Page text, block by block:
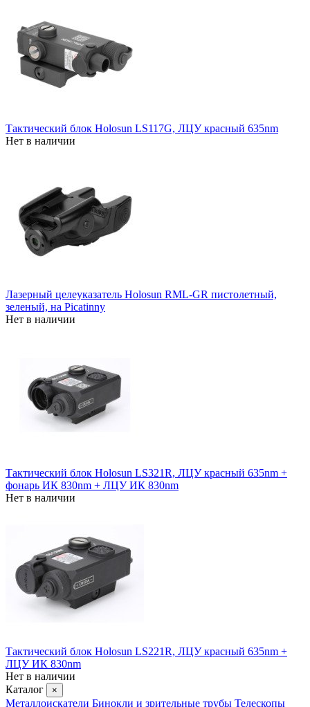
Тактический блок Holosun LS117G, ЛЦУ красный 635nm
Нет в наличии
Лазерный целеуказатель Holosun RML-GR пистолетный,
зеленый, на Picatinny
Нет в наличии
Тактический блок Holosun LS321R, ЛЦУ красный 635nm +
фонарь ИК 830nm + ЛЦУ ИК 830nm
Нет в наличии
Тактический блок Holosun LS221R, ЛЦУ красный 635nm +
ЛЦУ ИК 830nm
Нет в наличии
Каталог
×
Металлоискатели Бинокли и зрительные трубы Телескопы